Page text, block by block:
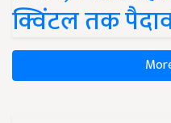
क्विंटल तक